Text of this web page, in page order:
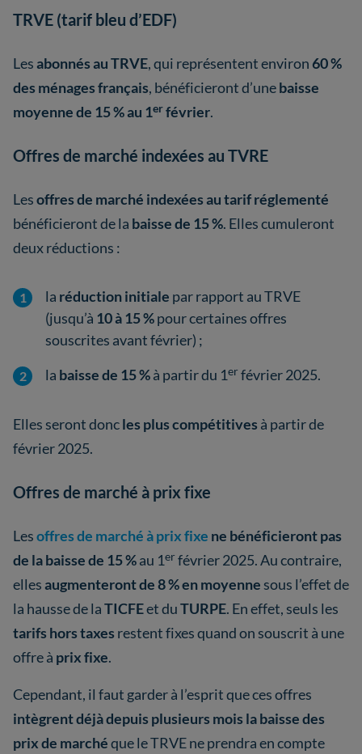
TRVE (tarif bleu d’EDF)
Lesabonnés au TRVE, qui représentent environ 60 %
des ménages français, bénéficieront d’unebaisse
moyenne de 15 % au 1erfévrier.
Offres de marché indexées au TVRE
Lesoffres de marché indexées au tarif réglementé
bénéficieront de la baisse de 15 %. Elles cumuleront
deux réductions :
la réduction initiale par rapport au TRVE
(jusqu’à 10 à 15 %pour certaines offres
souscrites avant février) ;
la baisse de 15 %à partir du 1er février 2025.
Elles seront doncles plus compétitives à partir de
février 2025.
Offres de marché à prix fixe
Lesoffres de marché à prix fixe ne bénéficieront pas
de la baisse de 15 %au 1er février 2025. Au contraire,
ellesaugmenteront de 8 % en moyenne sous l’effet de
la hausse de laTICFEet duTURPE. En effet, seuls les
tarifs hors taxes restent fixes quand on souscrit à une
offre à prix fixe.
Cependant, il faut garder à l’esprit que ces offres
intègrent déjà depuis plusieurs mois la baisse des
prix de marchéque le TRVE ne prendra en compte